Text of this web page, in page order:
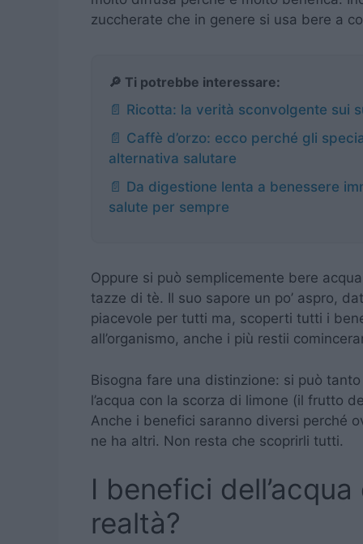
zuccherate che in genere si usa bere a
🔎 Ti potrebbe interessare:
📄 Ricotta: la verità sconvolgente sui
📄 Caffè d’orzo: ecco perché gli
alternativa salutare
📄 Da digestione lenta a benessere
salute per sempre
Oppure si può semplicemente bere
tazze di tè. Il suo sapore un po’ aspro,
piacevole per tutti ma, scoperti tutti i
all’organismo, anche i più restii
Bisogna fare una distinzione: si può
l’acqua con la scorza di limone (il frutto
Anche i benefici saranno diversi perché
ne ha altri. Non resta che scoprirli tutti.
I benefici
realtà?